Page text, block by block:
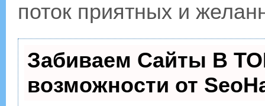
поток приятных и
Забиваем Сайты В
возможности от